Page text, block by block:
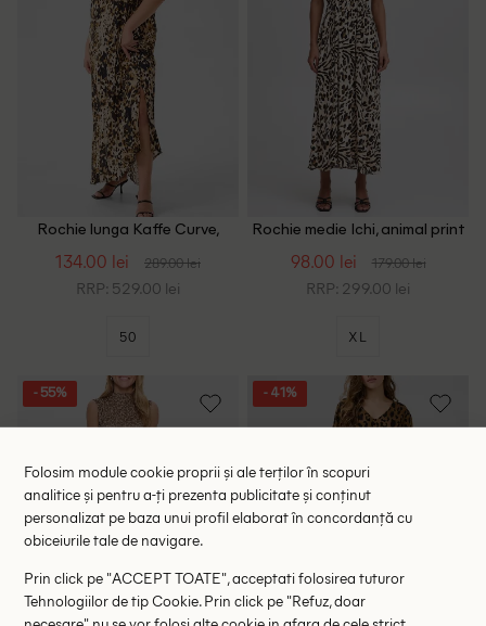
Rochie lunga Kaffe Curve,
134.00 lei 289.00 lei
RRP: 529.00 lei
50
Rochie medie Ichi, animal print
98.00 lei 179.00 lei
RRP: 299.00 lei
XL
- 55% - 41%
Folosim module cookie proprii și ale terților în scopuri
analitice și pentru a-ți prezenta publicitate și conținut
personalizat pe baza unui profil elaborat în concordanță cu
obiceiurile tale de navigare.
Prin click pe "ACCEPT TOATE", acceptati folosirea tuturor
Tehnologiilor de tip Cookie. Prin click pe "Refuz, doar